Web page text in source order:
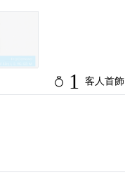
1 客人首飾